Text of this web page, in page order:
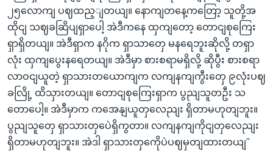
၂၅လောကျ ပဈထည့ျတယျ။ နောကျတနေ့ကတြော့ သူတို့အ
ထိုငျ သဈခဆြိပျရှာပေါ့ အဲဒီကနေ ထှကျတော့ တောငျစုကြေး
ရှာရှိတယျ။ အဲဒီရှာက နဂိုက ရှာသာတှေ မနရေဘူးဆိုလို့ တရှာ
လုံး ထှကျပွေးနရေတယျ။ အဲဒီမှာ စားစရာမရှိလို့ ဆိုပွီး စားစရာ
လာဝငျယူတဲ့ ရှာသားတယောကျက လကျနကျကွီးတှေ ၉လုံးပဈ
ခလြို့ ထိသှားတယျ။ တောငျစုကြေးရှာက ပွညျသူတဦး သ
တောပေါ့။ အဲဒီမှာက ကအေနျယူတှလေညျး ရှိတာမဟုတျဘူး။
ပွညျသူတှေ ရှာသားတှပေဲရှိကွတာ။ လကျနကျကိုငျတှလေညျး
ရှိတာမဟုတျဘူး။ အဲဒါ ရှာသားတှကေိုပဲပဈမှတျထားတယျ"